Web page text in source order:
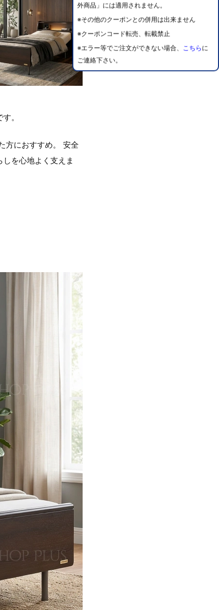
外商品」には適用されません。
※その他のクーポンとの併用は出来ません
※クーポンコード転売、転載禁止
※エラー等でご注文ができない場合、 こちら に
ご連絡下さい。
。
方におすすめ。 安全
を心地よく支えま